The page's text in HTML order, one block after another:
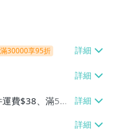
滿30000享95折
費$38、滿5件
ELEVEN取貨
取貨付款【單件